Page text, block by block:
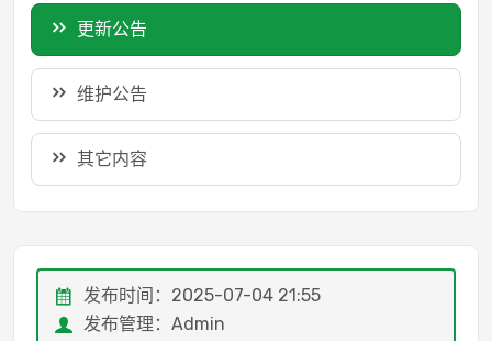
更新公告
维护公告
其它内容
发布时间：2025-07-04 21:55
发布管理：admin